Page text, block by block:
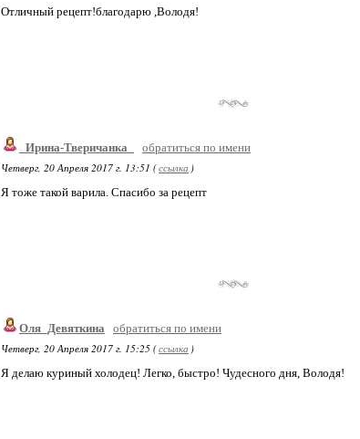
Отличный рецепт!благодарю ,Володя!
_Ирина-Тверичанка_
обратиться по имени
Четверг, 20 Апреля 2017 г. 13:51 (ссылка )
Я тоже такой варила. Спасибо за рецепт
Оля_Девяткина
обратиться по имени
Четверг, 20 Апреля 2017 г. 15:25 (ссылка )
Я делаю куриный холодец! Легко, быстро! Чудесного дня, Володя!